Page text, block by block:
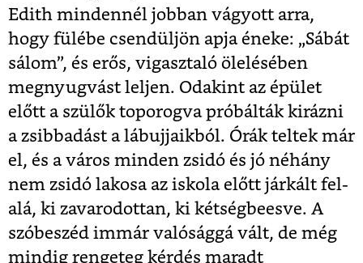
Edith mindennél jobban vágyott arra,
hogy fülébe csendüljön apja éneke: „Sábát
sálom”, és erős, vigasztaló ölelésében
megnyugvást leljen. Odakint az épület
előtt a szülők toporogva próbálták kirázni
a zsibbadást a lábujjaikból. Órák teltek már
el, és a város minden zsidó és jó néhány
nem zsidó lakosa az iskola előtt járkált fel-
alá, ki zavarodottan, ki kétségbeesve. A
szóbeszéd immár valósággá vált, de még
mindig rengeteg kérdés maradt